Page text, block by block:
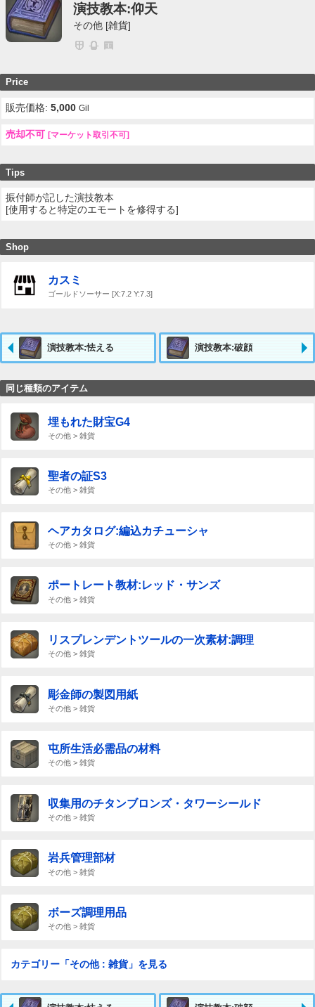
演技教本:仰天
その他 [雑貨]
Price
販売価格:5,000 Gil
売却不可 [マーケット取引不可]
Tips
振付師が記した演技教本
[使用すると特定のエモートを修得する]
Shop
カスミ
ゴールドソーサー [X:7.2 Y:7.3]
演技教本:怯える 演技教本:破顔
同じ種類のアイテム
埋もれた財宝G4
その他 > 雑貨
聖者の証S3
その他 > 雑貨
ヘアカタログ:編込カチューシャ
その他 > 雑貨
ポートレート教材:レッド・サンズ
その他 > 雑貨
リスプレンデントツールの一次素材:調理
その他 > 雑貨
彫金師の製図用紙
その他 > 雑貨
屯所生活必需品の材料
その他 > 雑貨
収集用のチタンブロンズ・タワーシールド
その他 > 雑貨
岩兵管理部材
その他 > 雑貨
ボーズ調理用品
その他 > 雑貨
カテゴリー「その他 : 雑貨」を見る